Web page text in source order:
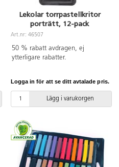
Lekolar torrpastellkritor
porträtt, 12-pack
Art.nr: 46507
50 % rabatt avdragen, ej
ytterligare rabatter.
Logga in för att se ditt avtalade pris.
Lägg i varukorgen